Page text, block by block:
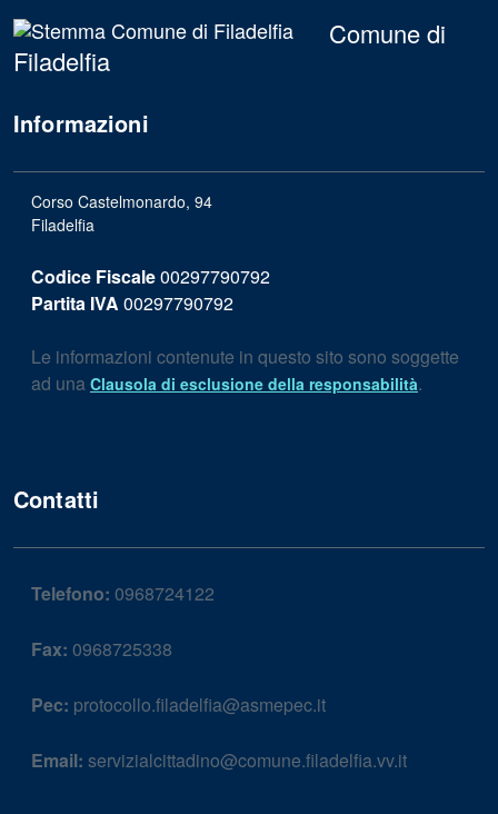
Comune di
Filadelfia
Informazioni
Corso Castelmonardo, 94
Filadelfia
Codice Fiscale00297790792
Partita IVA 00297790792
Le informazioni contenute in questo sito sono soggette
ad una Clausola di esclusione della responsabilità.
Contatti
Telefono: 0968724122
Fax: 0968725338
Pec: protocollo.filadelfia@asmepec.it
Email: servizialcittadino@comune.filadelfia.vv.it